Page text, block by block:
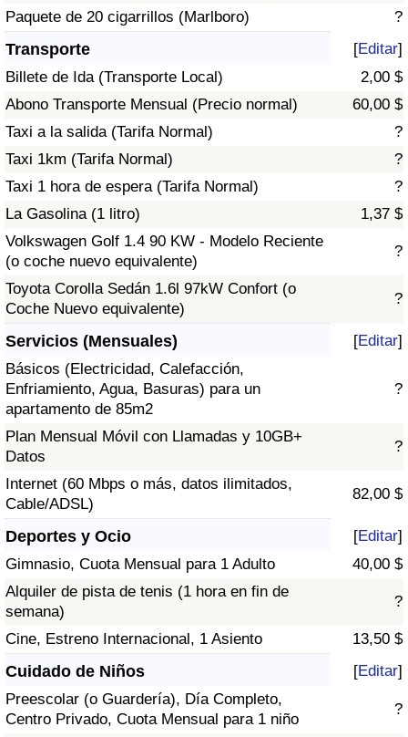
Paquete de 20 cigarrillos (Marlboro)
?
Transporte [Editar]
Billete de Ida (Transporte Local)
2,00 $
Abono Transporte Mensual (Precio normal)
60,00 $
Taxi a la salida (Tarifa Normal)
?
Taxi 1km (Tarifa Normal)
?
Taxi 1 hora de espera (Tarifa Normal)
?
La Gasolina (1 litro)
1,37 $
Volkswagen Golf 1.4 90 KW - Modelo Reciente
(o coche nuevo equivalente)
?
Toyota Corolla Sedán 1.6l 97kW Confort (o
Coche Nuevo equivalente)
?
Servicios (Mensuales) [Editar]
Básicos (Electricidad, Calefacción,
Enfriamiento, Agua, Basuras) para un
apartamento de 85m2
?
Plan Mensual Móvil con Llamadas y 10GB+
Datos
?
Internet (60 Mbps o más, datos ilimitados,
Cable/ADSL)
82,00 $
Deportes y Ocio [Editar]
Gimnasio, Cuota Mensual para 1 Adulto
40,00 $
Alquiler de pista de tenis (1 hora en fin de
semana)
?
Cine, Estreno Internacional, 1 Asiento 13,50 $
Cuidado de Niños [Editar]
Preescolar (o Guardería), Día Completo,
Centro Privado, Cuota Mensual para 1 niño
?
Índice de Tráfico por País